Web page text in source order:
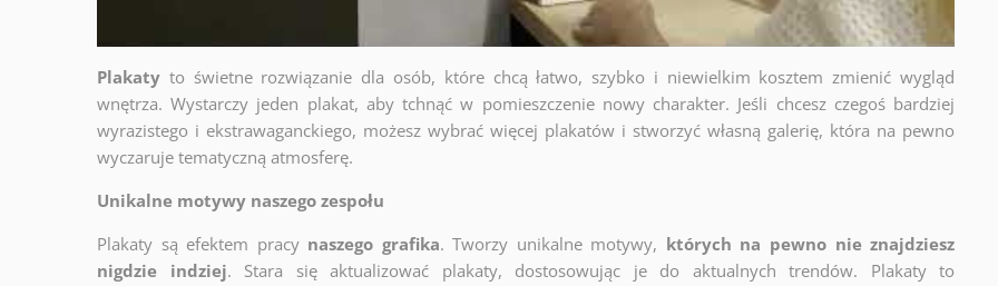
Plakaty to świetne rozwiązanie dla osób, które chcą łatwo, szybko i niewielkim kosztem zmienić wygląd
wnętrza. Wystarczy jeden plakat, aby tchnąć w pomieszczenie nowy charakter. Jeśli chcesz czegoś bardziej
wyrazistego i ekstrawaganckiego, możesz wybrać więcej plakatów i stworzyć własną galerię, która na pewno
wyczaruje tematyczną atmosferę.
Unikalne motywy naszego zespołu
Plakaty są efektem pracy naszego grafika. Tworzy unikalne motywy, których na pewno nie znajdziesz
nigdzie indziej. Stara się aktualizować plakaty, dostosowując je do aktualnych trendów. Plakaty to